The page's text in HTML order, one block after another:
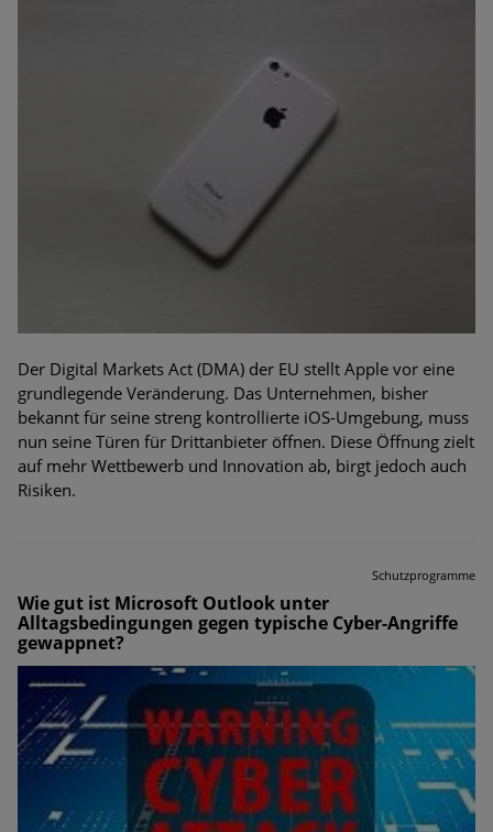
Der Digital Markets Act (DMA) der EU stellt Apple vor eine
grundlegende Veränderung. Das Unternehmen, bisher
bekannt für seine streng kontrollierte iOS-Umgebung, muss
nun seine Türen für Drittanbieter öffnen. Diese Öffnung zielt
auf mehr Wettbewerb und Innovation ab, birgt jedoch auch
Risiken.
Schutzprogramme
Wie gut ist Microsoft Outlook unter
Alltagsbedingungen gegen typische Cyber-Angriffe
gewappnet?